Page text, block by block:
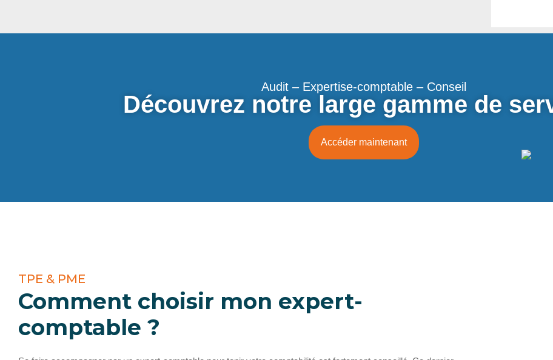
Audit – Expertise-comptable – Conseil
Découvrez notre large gamme de
Accéder maintenant
TPE & PME
Comment choisir mon expert-
comptable ?